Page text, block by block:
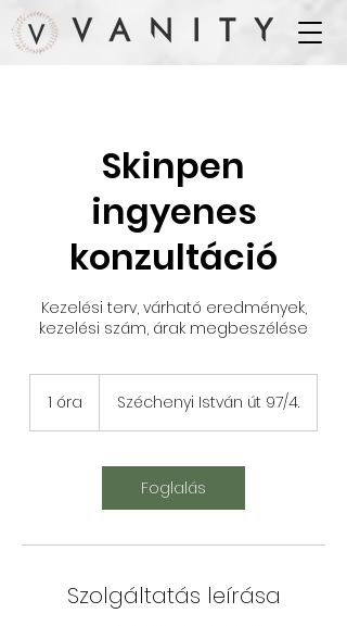
Skinpen
ingyenes
konzultáció
Kezelési terv, várható eredmények,
kezelési szám, árak megbeszélése
1 óra Széchenyi István út 97/4.
Foglalás
Szolgáltatás leírása